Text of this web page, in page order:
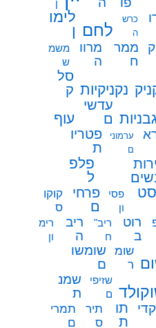
ן
כרש
ה
לחם
לימו
ן
ממר
ח
מרוו
ה
משמ
ש
נקניקיות
סל
ק
עדשי
ם
עוף
ערמוני
ם
פטריו
ת
פלפ
ל
פסי
ון
פרחי
ם
קוקו
ס
רוט
ב
ריב"
ח
ריב
ה
רימ
ון
שומ
ר
שומשו
ם
שזיפי
ם
שמנ
ת
תו
ת
תיר
ס
תמרי
ם